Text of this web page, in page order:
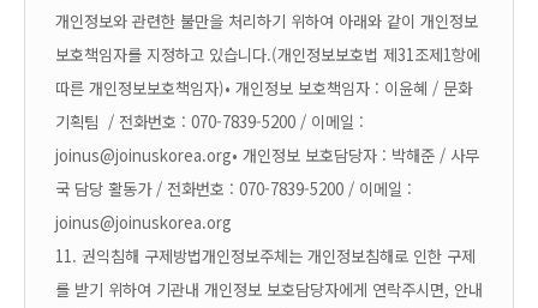
개인정보와 관련한 불만을 처리하기 위하여 아래와 같이 개인정보
보호책임자를 지정하고 있습니다.(개인정보보호법 제31조제1항에
따른 개인정보보호책임자)• 개인정보 보호책임자 : 이윤혜 / 문화
기획팀 / 전화번호 : 070-7839-5200 / 이메일 :
joinus@joinuskorea.org• 개인정보 보호담당자 : 박해준 / 사무
국 담당 활동가 / 전화번호 : 070-7839-5200 / 이메일 :
joinus@joinuskorea.org
11. 권익침해 구제방법개인정보주체는 개인정보침해로 인한 구제
를 받기 위하여 기관내 개인정보 보호담당자에게 연락주시면, 안내